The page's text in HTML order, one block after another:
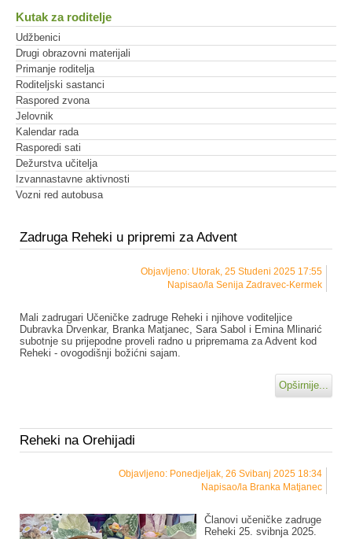
Kutak za roditelje
Udžbenici
Drugi obrazovni materijali
Primanje roditelja
Roditeljski sastanci
Raspored zvona
Jelovnik
Kalendar rada
Rasporedi sati
Dežurstva učitelja
Izvannastavne aktivnosti
Vozni red autobusa
Zadruga Reheki u pripremi za Advent
Objavljeno: Utorak, 25 Studeni 2025 17:55
Napisao/la Senija Zadravec-Kermek
Mali zadrugari Učeničke zadruge Reheki i njihove voditeljice
Dubravka Drvenkar, Branka Matjanec, Sara Sabol i Emina Mlinarić
subotnje su prijepodne proveli radno u pripremama za Advent kod
Reheki - ovogodišnji božićni sajam.
Opširnije...
Reheki na Orehijadi
Objavljeno: Ponedjeljak, 26 Svibanj 2025 18:34
Napisao/la Branka Matjanec
Članovi učeničke zadruge
Reheki 25. svibnja 2025.